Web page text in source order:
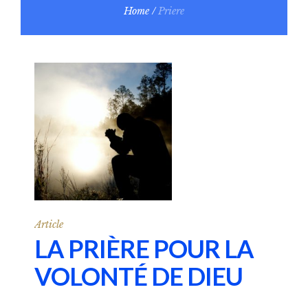
Home /Priere
Article
LA PRIÈRE POUR LA
VOLONTÉ DE DIEU